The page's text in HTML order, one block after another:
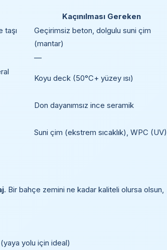
Kaçınılması Gereken
taşı
Geçirimsiz beton, dolgulu suni çim
(mantar)
—
Koyu deck (50°C+ yüzey ısı)
Don dayanımsız ince seramik
Suni çim (ekstrem sıcaklık), WPC (UV)
. Bir bahçe zemini ne kadar kaliteli olursa olsun,
yolu için ideal)